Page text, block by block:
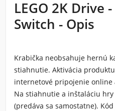
LEGO 2K Drive
Switch - Opis
Krabička neobsahuje hernú
stiahnutie. Aktivácia
internetové pripojenie
Na stiahnutie a inštaláciu
(predáva sa samostatne).